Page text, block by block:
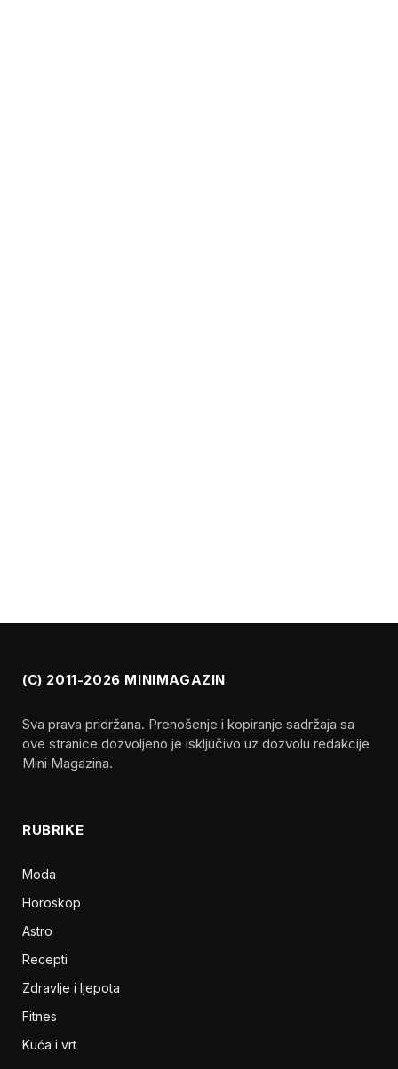
(C) 2011-2026 MINIMAGAZIN
Sva prava pridržana. Prenošenje i kopiranje sadržaja sa
ove stranice dozvoljeno je isključivo uz dozvolu redakcije
Mini Magazina.
RUBRIKE
Moda
Horoskop
Astro
Recepti
Zdravlje i ljepota
Fitnes
Kuća i vrt